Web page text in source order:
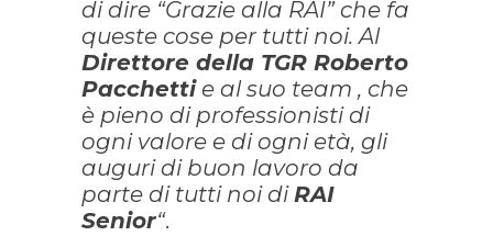
di dire “Grazie alla RAI” che fa
queste cose per tutti noi. Al
Direttore della TGR Roberto
Pacchettie al suo team , che
è pieno di professionisti di
ogni valore e di ogni età, gli
auguri di buon lavoro da
parte di tutti noi diRAI
Senior“.